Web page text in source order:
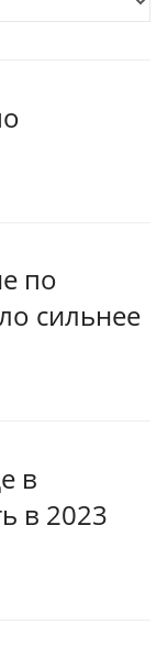
по
сильнее
в
в 2023